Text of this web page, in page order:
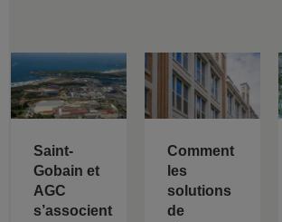
Saint-
Gobain et
AGC
s’associent
Comment
les
solutions
de